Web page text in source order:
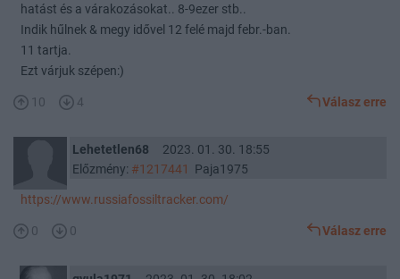
hatást és a várakozásokat.. 8-9ezer stb..
Indik hűlnek & megy idővel 12 felé majd febr.-ban.
11 tartja.
Ezt várjuk szépen:)
10 4 Válasz erre
Lehetetlen68
2023. 01. 30. 18:55
Előzmény: #1217441 Paja1975
https://www.russiafossiltracker.com/
0 0 Válasz erre